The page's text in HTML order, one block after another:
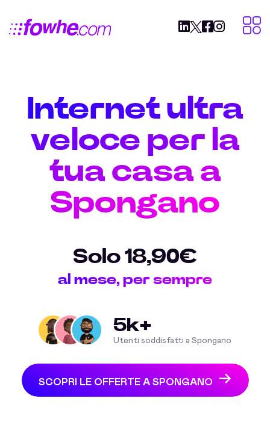
Internet ultra
veloce per la
tua casa a
Spongano
Solo 18,90€
al mese, per sempre
5k+
Utenti soddisfatti a Spongano
SCOPRI LE OFFERTE A SPONGANO